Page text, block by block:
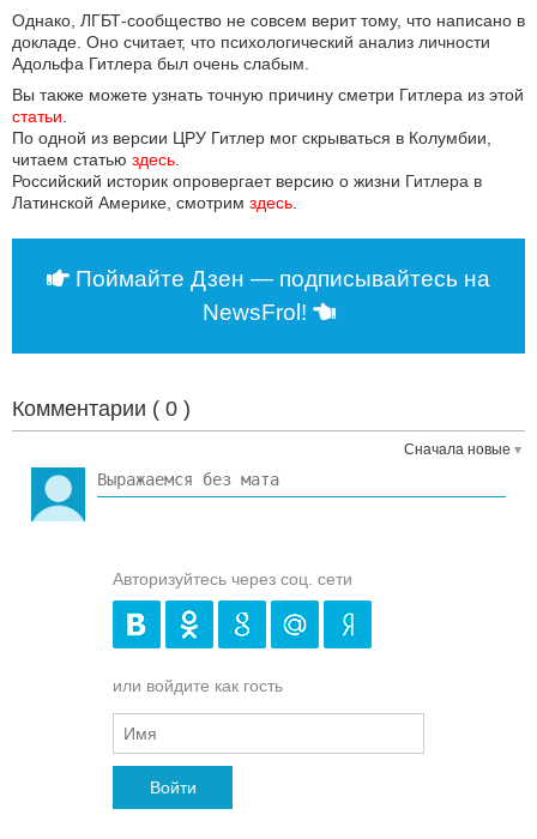
Однако, ЛГБТ-сообщество не совсем верит тому, что написано в
докладе. Оно считает, что психологический анализ личности
Адольфа Гитлера был очень слабым.
Вы также можете узнать точную причину сметри Гитлера из этой
статьи
По одной из версии ЦРУ Гитлер мог скрываться в Колумбии,
читаем статью здесь
Российский историк опровергает версию о жизни Гитлера в
Латинской Америке, смотрим здесь
Поймайте Дзен — подписывайтесь на
NewsFrol!
Комментарии ( 0 )
Сначала новые
Авторизуйтесь через соц. сети
или войдите как гость
Войти